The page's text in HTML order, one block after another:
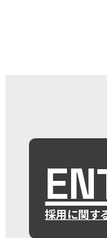
採用に関す